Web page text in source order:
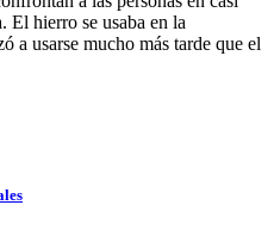
El hierro se usaba en la
a usarse mucho más tarde que el